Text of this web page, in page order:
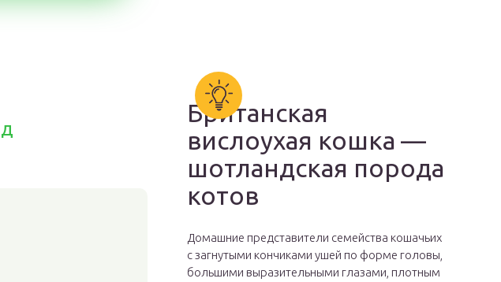
Британская
вислоухая кошка —
шотландская порода
котов
Домашние представители семейства кошачьих
с загнутыми кончиками ушей по форме головы,
большими выразительными глазами, плотным